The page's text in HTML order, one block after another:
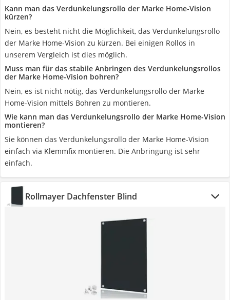
Kann man das Verdunkelungsrollo der Marke Home-Vision
kürzen?
Nein, es besteht nicht die Möglichkeit, das Verdunkelungsrollo
der Marke Home-Vision zu kürzen. Bei einigen Rollos in
unserem Vergleich ist dies möglich.
Muss man für das stabile Anbringen des Verdunkelungsrollos
der Marke Home-Vision bohren?
Nein, es ist nicht nötig, das Verdunkelungsrollo der Marke
Home-Vision mittels Bohren zu montieren.
Wie kann man das Verdunkelungsrollo der Marke Home-Vision
montieren?
Sie können das Verdunkelungsrollo der Marke Home-Vision
einfach via Klemmfix montieren. Die Anbringung ist sehr
einfach.
Rollmayer Dachfenster Blind